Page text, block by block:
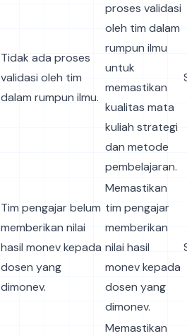
Tidak ada proses
validasi oleh tim
dalam rumpun ilmu.
proses validasi
oleh tim dalam
rumpun ilmu
untuk
memastikan
kualitas mata
kuliah strategi
dan metode
pembelajaran.
Tim pengajar belum
memberikan nilai
hasil monev kepada
dosen yang
dimonev.
Memastikan
tim pengajar
memberikan
nilai hasil
monev kepada
dosen yang
dimonev.
Memastikan